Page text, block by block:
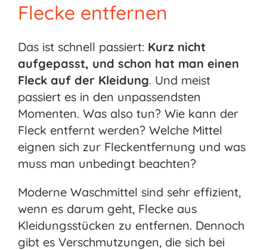
Flecke entfernen
Das ist schnell passiert: Kurz nicht
aufgepasst, und schon hat man einen
Fleck auf der Kleidung. Und meist
passiert es in den unpassendsten
Momenten. Was also tun? Wie kann der
Fleck entfernt werden? Welche Mittel
eignen sich zur Fleckentfernung und was
muss man unbedingt beachten?
Moderne Waschmittel sind sehr effizient,
wenn es darum geht, Flecke aus
Kleidungsstücken zu entfernen. Dennoch
gibt es Verschmutzungen, die sich bei